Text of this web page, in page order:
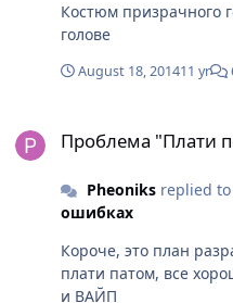
Костюм призрачного
голове
August 18, 201411 yr
Проблема "Плати
Pheoniksreplied to
ошибках
Короче, это план
плати патом, все
и ВАЙП